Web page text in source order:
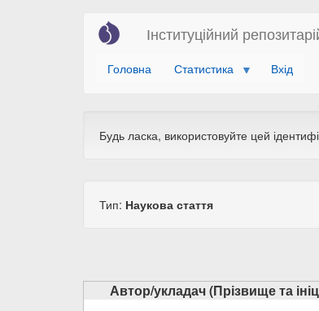
Інституційний
Головна Статистика Вхід
Будь ласка, використовуйте цей
Тип: Наукова стаття
Автор/укладач (Прізвище та